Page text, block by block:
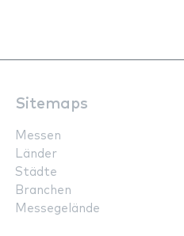
Sitemaps
Messen
Länder
Städte
Branchen
Messegelände